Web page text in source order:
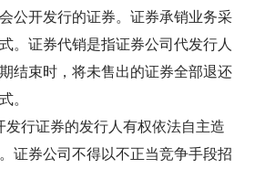
公开发行的证券。证券承销业务采
。证券代销是指证券公司代发行人
结束时，将未售出的证券全部退还
。
行证券的发行人有权依法自主造
证券公司不得以不正当竞争手段招